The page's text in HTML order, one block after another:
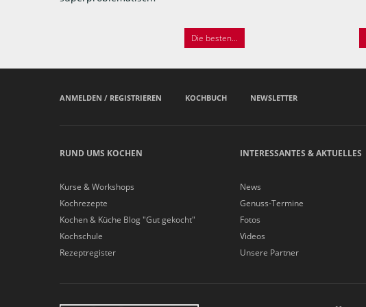
Die besten...
ANMELDEN / REGISTRIEREN KOCHBUCH NEWSLETTER
RUND UMS KOCHEN
Kurse & Workshops
Kochrezepte
Kochen & Küche Blog "Gut gekocht"
Kochschule
Rezeptregister
INTERESSANTES & AKTUELLES
News
Genuss-Termine
Fotos
Videos
Unsere Partner